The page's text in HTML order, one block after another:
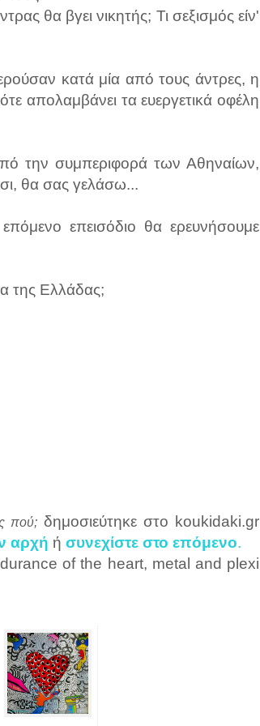
θα βγει νικητής; Τι σεξισμός είν'
κατά μία από τους άντρες, η
απολαμβάνει τα ευεργετικά οφέλη
την συμπεριφορά των Αθηναίων,
θα σας γελάσω...
επεισόδιο θα ερευνήσουμε
της Ελλάδας;
πού; δημοσιεύτηκε στο koukidaki.gr
αρχή ή συνεχίστε στο επόμενο.
of the heart, metal and plexi